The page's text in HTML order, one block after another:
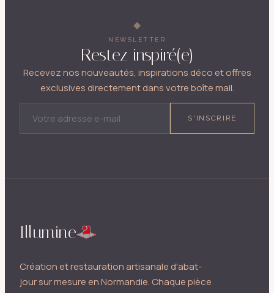
NEWSLETTER
Restez inspiré(e)
Recevez nos nouveautés, inspirations déco et offres
exclusives directement dans votre boîte mail.
S'INSCRIRE
Illumine
Création et restauration artisanale d'abat-
jour sur mesure en Normandie. Chaque pièce